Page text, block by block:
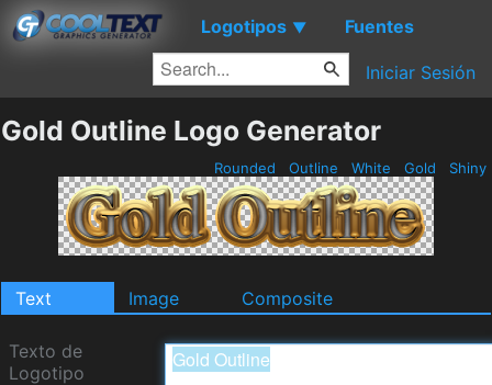
Logotipos ▼ Fuentes
Iniciar Sesión
Gold Outline Logo Generator
Rounded Outline White Gold Shiny
Text Image Composite
Texto de
Logotipo